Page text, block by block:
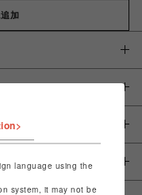
加
language using the
system, it may not be